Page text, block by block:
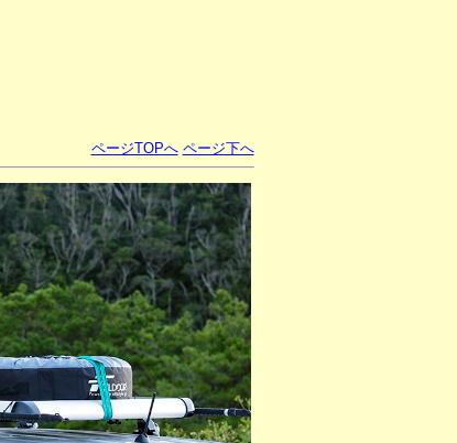
ページTOPへ ページ下へ